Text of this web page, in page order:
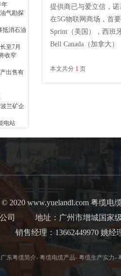
年
气勘探
抵消石油
至7月
收窄
出售有
兰矿企
电站
提供商已与爱立信，
在5G物联网商场，首
Sprint（美国），西班
Bell Canada（加拿大
本文共分 1 页
2020 www.yuelandl.com 粤缆电
司
地址：广州市增城国家级
销售经理：13662449970 姚
广东粤缆简介- 粤缆电缆产品- 粤缆生产实力-